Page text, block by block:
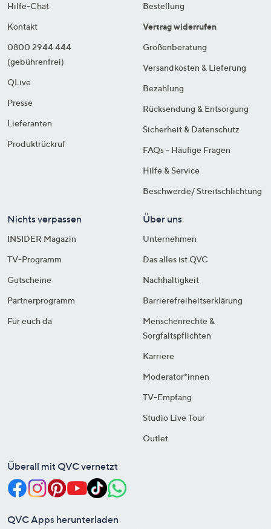
Hilfe-Chat
Kontakt
0800 2944 444
(gebührenfrei)
QLive
Presse
Lieferanten
Produktrückruf
Bestellung
Vertrag widerrufen
Größenberatung
Versandkosten & Lieferung
Bezahlung
Rücksendung & Entsorgung
Sicherheit & Datenschutz
FAQs - Häufige Fragen
Hilfe & Service
Beschwerde/ Streitschlichtung
Nichts verpassen
INSIDER Magazin
TV-Programm
Gutscheine
Partnerprogramm
Für euch da
Über uns
Unternehmen
Das alles ist QVC
Nachhaltigkeit
Barrierefreiheitserklärung
Menschenrechte &
Sorgfaltspflichten
Karriere
Moderator*innen
TV-Empfang
Studio Live Tour
Outlet
Überall mit QVC vernetzt
QVC Apps herunterladen